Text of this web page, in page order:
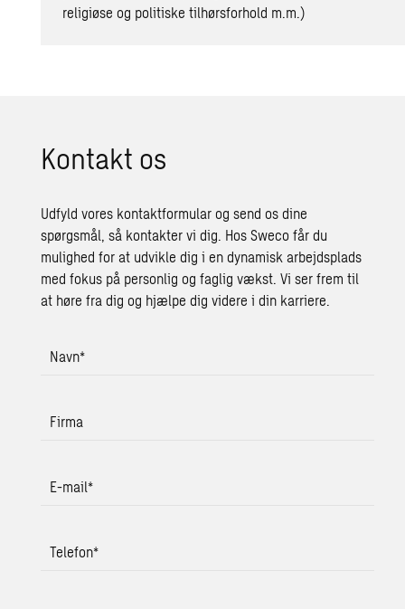
religiøse og politiske tilhørsforhold m.m.)
Kon­takt os
Udfyld vores kontaktformular og send os dine
spørgsmål, så kontakter vi dig. Hos Sweco får du
mulighed for at udvikle dig i en dynamisk arbejdsplads
med fokus på personlig og faglig vækst. Vi ser frem til
at høre fra dig og hjælpe dig videre i din karriere.
Navn*
Firma
E-mail*
Telefon*